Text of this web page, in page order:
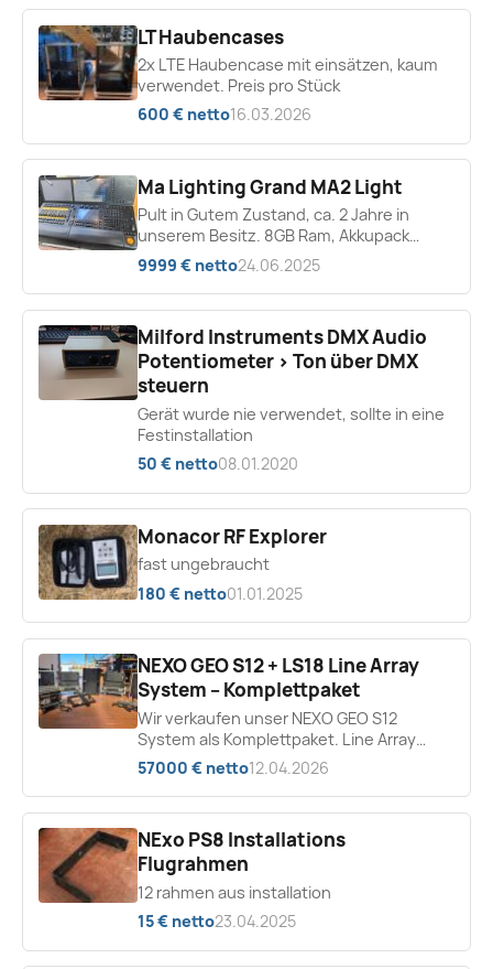
LT Haubencases
2x LTE Haubencase mit einsätzen, kaum
verwendet. Preis pro Stück
600 € netto16.03.2026
Ma Lighting Grand MA2 Light
Pult in Gutem Zustand, ca. 2 Jahre in
unserem Besitz. 8GB Ram, Akkupack
erneuert.
9999 € netto24.06.2025
Milford Instruments DMX Audio
Potentiometer > Ton über DMX
steuern
Gerät wurde nie verwendet, sollte in eine
Festinstallation
50 € netto08.01.2020
Monacor RF Explorer
fast ungebraucht
180 € netto01.01.2025
NEXO GEO S12 + LS18 Line Array
System – Komplettpaket
Wir verkaufen unser NEXO GEO S12
System als Komplettpaket. Line Array
Module: 20x NEXO GEO S1210 (paarweise
im Case, inkl. Mini-XBow) 4x NEXO...
57000 € netto12.04.2026
NExo PS8 Installations
Flugrahmen
12 rahmen aus installation
15 € netto23.04.2025